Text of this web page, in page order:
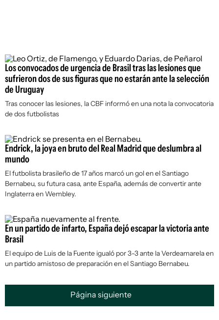
Los convocados de urgencia de Brasil tras las lesiones que
sufrieron dos de sus figuras que no estarán ante la selección
de Uruguay
Tras conocer las lesiones, la CBF informó en una nota la convocatoria
de dos futbolistas
Endrick, la joya en bruto del Real Madrid que deslumbra al
mundo
El futbolista brasileño de 17 años marcó un gol en el Santiago
Bernabeu, su futura casa, ante España, además de convertir ante
Inglaterra en Wembley.
En un partido de infarto, España dejó escapar la victoria ante
Brasil
El equipo de Luis de la Fuente igualó por 3-3 ante la Verdeamarela en
un partido amistoso de preparación en el Santiago Bernabeu.
Página siguiente